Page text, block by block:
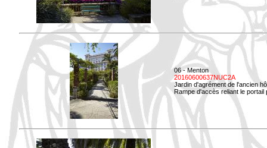
06 - Menton
20160600637NUC2A
Jardin d'agrément de l'ancien
Rampe d'accès reliant le portail